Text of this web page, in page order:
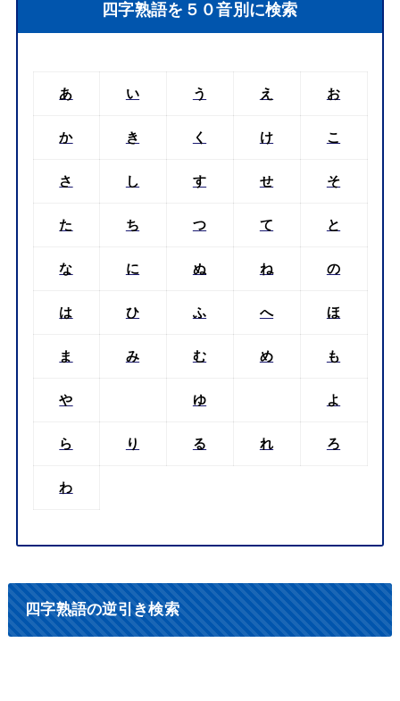
四字熟語を５０音別に検索
あ い う え お
か き く け こ
さ し す せ そ
た ち つ て と
な に ぬ ね の
は ひ ふ へ ほ
ま み む め も
や ゆ よ
ら り る れ ろ
わ
四字熟語の逆引き検索